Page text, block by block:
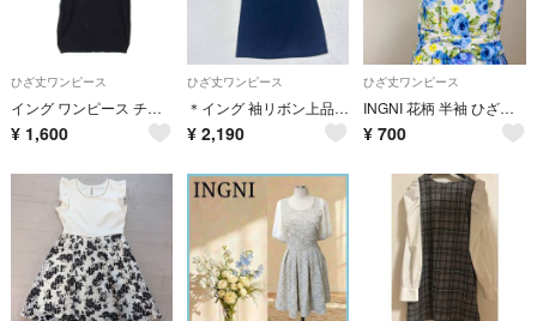
ひざ丈ワンピース
イング ワンピース チュニック Tシャツ カットソー Vネック 半袖 M 黒
¥ 1,600
ひざ丈ワンピース
＊イング 袖リボン上品ドレスワンピース M ネイビー パーティーi6265
¥ 2,190
ひざ丈ワンピース
INGNI 花柄 半袖 ひざ丈ワンピース Aライン 0571B
¥ 700